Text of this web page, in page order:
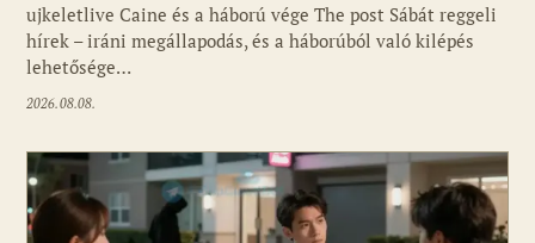
Fotó: ujkelet.live
ujkeletlive Caine és a háború vége The post Sábát reggeli
hírek – iráni megállapodás, és a háborúból való kilépés
lehetősége…
2026.08.08.